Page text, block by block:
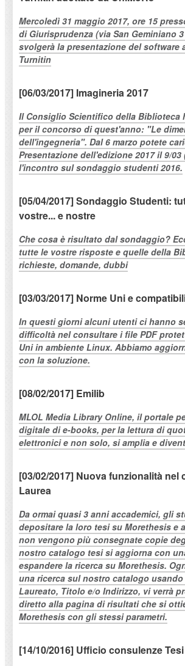
Mercoledì 31 maggio 2017, ore 15
di Giurisprudenza (via San Geminiano
svolgerà la presentazione del software
Turnitin
[06/03/2017] Imagineria 2017
Il Consiglio Scientifico della Biblioteca
per il concorso di quest'anno: "Le
dell'ingegneria". Dal 6 marzo potete
Presentazione dell'edizione 2017 il 9/03
l'incontro sul sondaggio studenti 2016.
[05/04/2017] Sondaggio Studenti:
vostre... e nostre
Che cosa è risultato dal sondaggio?
tutte le vostre risposte e quelle della
richieste, domande, dubbi
[03/03/2017] Norme Uni e
In questi giorni alcuni utenti ci hanno
difficoltà nel consultare i file PDF
Uni in ambiente Linux. Abbiamo
con la soluzione.
[08/02/2017] Emilib
MLOL Media Library Online, il portale
digitale di e-books, per la lettura di
elettronici e non solo, si amplia e
[03/02/2017] Nuova funzionalità nel
Laurea
Da ormai quasi 3 anni accademici, gli
depositare la loro tesi su Morethesis e
non vengono più consegnate copie
nostro catalogo tesi si aggiorna con
espandere la ricerca su Morethesis.
una ricerca sul nostro catalogo
Laureato, Titolo e/o Indirizzo, vi verrà
diretto alla pagina di risultati che si
Morethesis con gli stessi parametri.
[14/10/2016] Ufficio consulenze